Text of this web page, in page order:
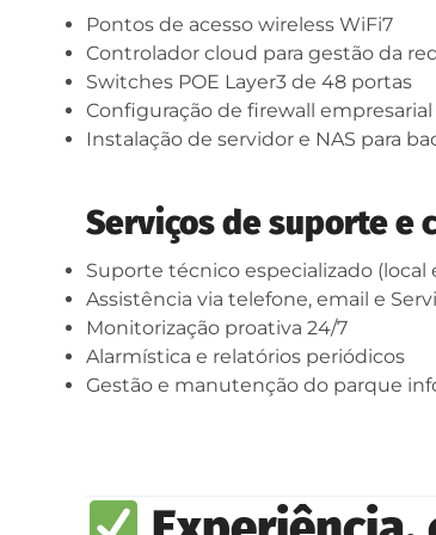
Pontos de acesso wireless WiFi7
Controlador cloud para gestão da
Switches POE Layer3 de 48 portas
Configuração de firewall empresarial
Instalação de servidor e NAS para
Serviços de suporte e
Suporte técnico especializado (local
Assistência via telefone, email e
Monitorização proativa 24/7
Alarmística e relatórios periódicos
Gestão e manutenção do parque